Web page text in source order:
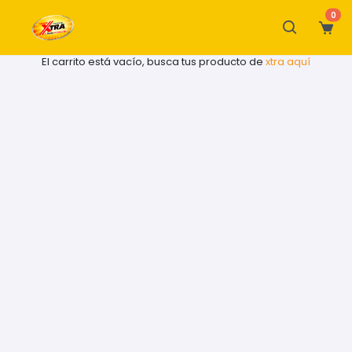
0
El carrito está vacío, busca tus producto de xtra aquí